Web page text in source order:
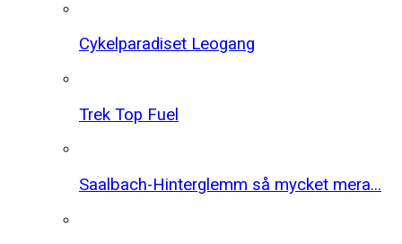
Cykelparadiset Leogang
Trek Top Fuel
Saalbach-Hinterglemm så mycket mera...